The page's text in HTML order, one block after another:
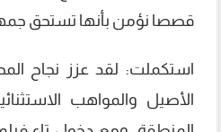
قصصا نؤمن بأنها تستحق
استكملت: لقد عزز نجاح
الأصيل والمواهب